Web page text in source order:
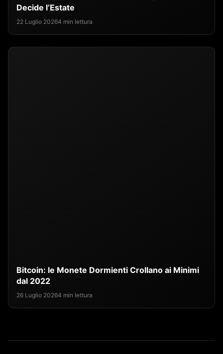
Decide l’Estate
22 Luglio 20264 min lettura
Bitcoin: le Monete Dormienti Crollano ai Minimi
dal 2022
26 Luglio 20264 min lettura